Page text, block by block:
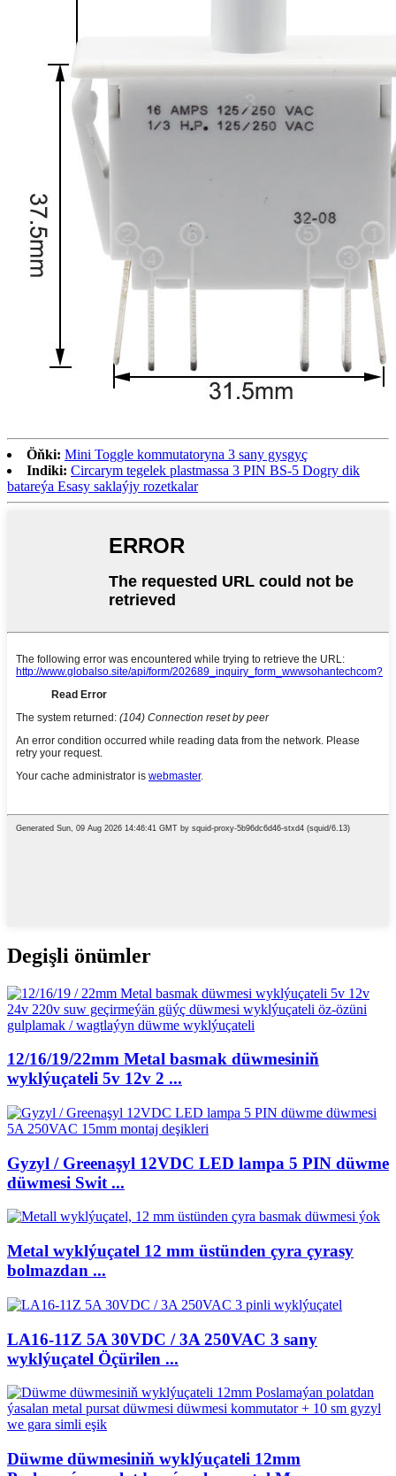
Öňki: Mini Toggle kommutatoryna 3 sany gysgyç
Indiki: Circarym tegelek plastmassa 3 PIN BS-5 Dogry dik
batareýa Esasy saklaýjy rozetkalar
Degişli önümler
12/16/19/22mm Metal basmak düwmesiniň
wyklýuçateli 5v 12v 2 ...
Gyzyl / Greenaşyl 12VDC LED lampa 5 PIN düwme
düwmesi Swit ...
Metal wyklýuçatel 12 mm üstünden çyra çyrasy
bolmazdan ...
LA16-11Z 5A 30VDC / 3A 250VAC 3 sany
wyklýuçatel Öçürilen ...
Düwme düwmesiniň wyklýuçateli 12mm